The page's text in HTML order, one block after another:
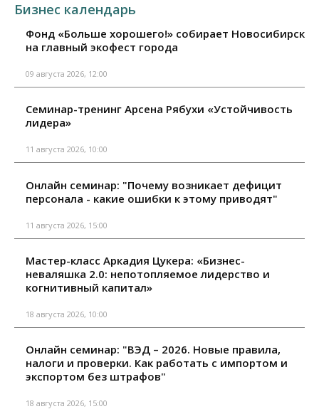
Бизнес календарь
Фонд «Больше хорошего!» собирает Новосибирск
на главный экофест города
09 августа 2026, 12:00
Семинар-тренинг Арсена Рябухи «Устойчивость
лидера»
11 августа 2026, 10:00
Онлайн семинар: "Почему возникает дефицит
персонала - какие ошибки к этому приводят"
11 августа 2026, 15:00
Мастер-класс Аркадия Цукера: «Бизнес-
неваляшка 2.0: непотопляемое лидерство и
когнитивный капитал»
18 августа 2026, 10:00
Онлайн семинар: "ВЭД – 2026. Новые правила,
налоги и проверки. Как работать с импортом и
экспортом без штрафов"
18 августа 2026, 15:00